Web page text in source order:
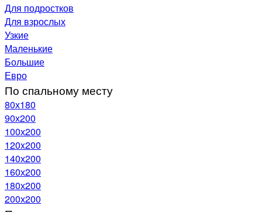
Для подростков
Для взрослых
Узкие
Маленькие
Большие
Евро
По спальному месту
80х180
90х200
100х200
120x200
140х200
160х200
180х200
200х200